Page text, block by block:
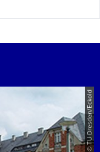
© TU Dresden/Eckold